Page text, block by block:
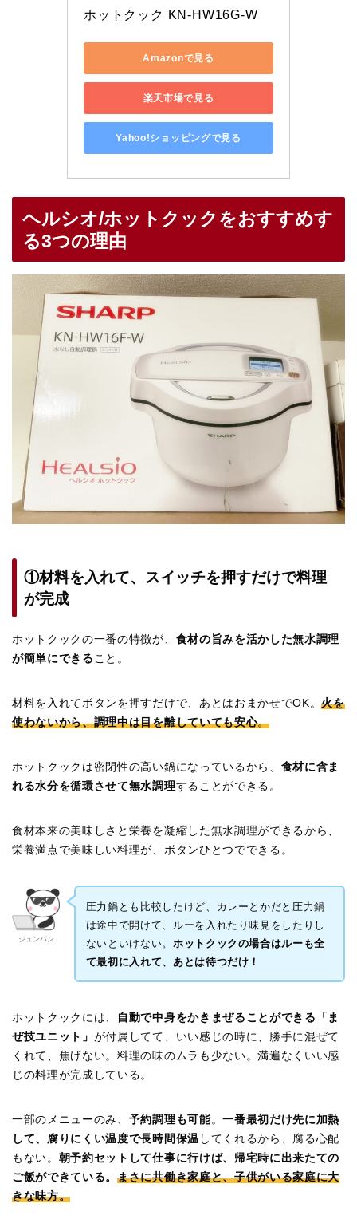
ホットクック KN-HW16G-W
Amazonで見る
楽天市場で見る
Yahoo!ショッピングで見る
ヘルシオ/ホットクックをおすすめす
る3つの理由
①材料を入れて、スイッチを押すだけで料理
が完成
ホットクックの一番の特徴が、 食材の旨みを活かした無水調理
が簡単にできる こと。
材料を入れてボタンを押すだけで、あとはおまかせでOK。火を
使わないから、調理中は目を離していても安心。
ホットクックは密閉性の高い鍋になっているから、 食材に含ま
れる水分を循環させて無水調理することができる。
食材本来の美味しさと栄養を凝縮した無水調理ができるから、
栄養満点で美味しい料理が、ボタンひとつでできる。
ジュンパン
圧力鍋とも比較したけど、カレーとかだと圧力鍋
は途中で開けて、ルーを入れたり味見をしたりし
ないといけない。 ホットクックの場合はルーも全
て最初に入れて、あとは待つだけ！
ホットクックには、
自動で中身をかきまぜることができる「ま
ぜ技ユニット」 が付属してて、いい感じの時に、勝手に混ぜて
くれて、焦げない。料理の味のムラも少ない。満遍なくいい感
じの料理が完成している。
一部のメニューのみ、 予約調理も可能。一番最初だけ先に加熱
して、腐りにくい温度で長時間保温 してくれるから、腐る心配
もない。 朝予約セットして仕事に行けば、帰宅時に出来たての
ご飯ができている。まさに共働き家庭と、子供がいる家庭に大
きな味方。